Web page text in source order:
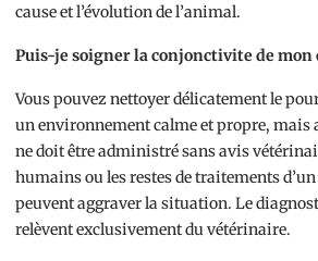
cause et l’évolution de l’animal.
Puis-je soigner la conjonctivite de mon
Vous pouvez nettoyer délicatement le
un environnement calme et propre, mais
ne doit être administré sans avis
humains ou les restes de traitements
peuvent aggraver la situation. Le
relèvent exclusivement du vétérinaire.